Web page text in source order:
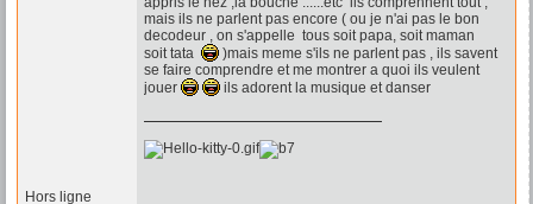
mais ils ne parlent pas encore ( ou je n'ai pas le bon
decodeur , on s'appelle tous soit papa, soit maman
soit tata
)mais meme s'ils ne parlent pas , ils savent
se faire comprendre et me montrer a quoi ils veulent
jouer
ils adorent la musique et danser
Hors ligne